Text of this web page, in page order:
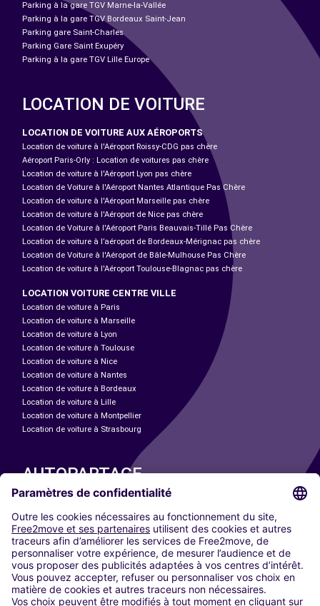
Parking à la gare TGV Marne-la-Vallée
Parking à la gare TGV Bordeaux Saint-Jean
Parking gare Saint-Charles
Parking Gare Saint Exupéry
Parking à la gare TGV Lille Europe
LOCATION DE VOITURE
LOCATION DE VOITURE AUX AÉROPORTS
Location de voiture à l'Aéroport Roissy-CDG pas chère
Aéroport Paris-Orly : Location de voitures pas chère
Location de voiture à l'Aéroport Lyon pas chère
Location de Voiture à l'Aéroport Nantes Atlantique Pas Chère
Location de voiture à l'Aéroport Marseille pas chère
Location de voiture à l'Aéroport de Nice pas chère
Location de Voiture à l'Aéroport Paris Beauvais-Tillé Pas Chère
Location de voiture à l’aéroport de Bordeaux-Mérignac pas chère
Location de Voiture à l'Aéroport de Bâle-Mulhouse Pas Chère
Location de voiture à l'Aéroport Toulouse-Blagnac pas chère
LOCATION VOITURE CENTRE VILLE
Location de voiture à Paris
Location de voiture à Marseille
Location de voiture à Lyon
Location de voiture à Toulouse
Location de voiture à Nice
Location de voiture à Nantes
Location de voiture à Bordeaux
Location de voiture à Lille
Location de voiture à Montpellier
Location de voiture à Strasbourg
AUTOPARTAGE
Paris
Madrid
Washington DC
Milan
Rome
Turin
Vienne